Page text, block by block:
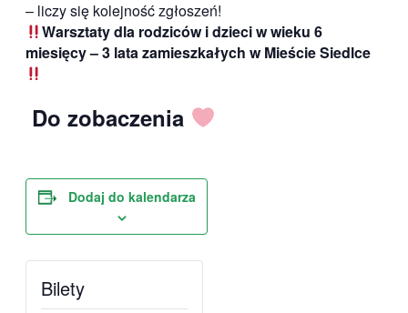
– liczy się kolejność zgłoszeń!
Warsztaty dla rodziców i dzieci w wieku 6
miesięcy – 3 lata zamieszkałych w Mieście Siedlce
Do zobaczenia
Dodaj do kalendarza
Bilety